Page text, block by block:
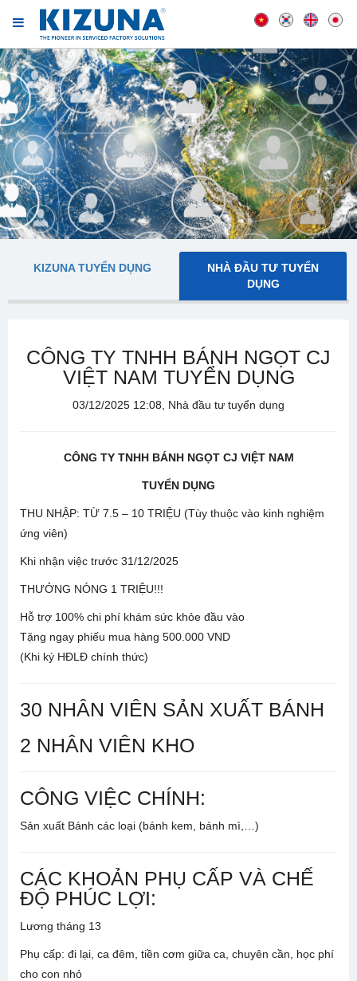
KIZUNA TUYỂN DỤNG
NHÀ ĐẦU TƯ TUYỂN
DỤNG
CÔNG TY TNHH BÁNH NGỌT CJ
VIỆT NAM TUYỂN DỤNG
03/12/2025 12:08, Nhà đầu tư tuyển dụng
CÔNG TY TNHH BÁNH NGỌT CJ VIỆT NAM
TUYỂN DỤNG
THU NHẬP: TỪ 7.5 – 10 TRIỆU (Tùy thuộc vào kinh nghiệm
ứng viên)
Khi nhận việc trước 31/12/2025
THƯỞNG NÓNG 1 TRIỆU!!!
Hỗ trợ 100% chi phí khám sức khỏe đầu vào
Tặng ngay phiếu mua hàng 500.000 VND
(Khi ký HĐLĐ chính thức)
30 NHÂN VIÊN SẢN XUẤT BÁNH
2 NHÂN VIÊN KHO
CÔNG VIỆC CHÍNH:
Sản xuất Bánh các loại (bánh kem, bánh mì,…)
CÁC KHOẢN PHỤ CẤP VÀ CHẾ
ĐỘ PHÚC LỢI:
Lương tháng 13
Phụ cấp: đi lại, ca đêm, tiền cơm giữa ca, chuyên cần, học phí
cho con nhỏ